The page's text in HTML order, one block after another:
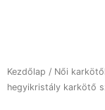
Kezdőlap / Női
hegyikristály karkötő